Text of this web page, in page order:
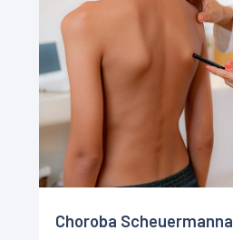
Choroba Scheuermanna